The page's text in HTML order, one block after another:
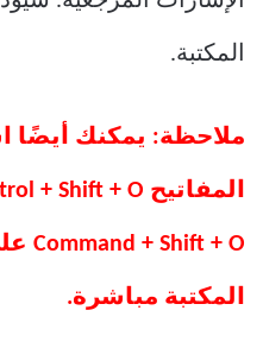
المكتبة.
ملاحظة: يمكنك أيضًا
المكتبة مباشرة.